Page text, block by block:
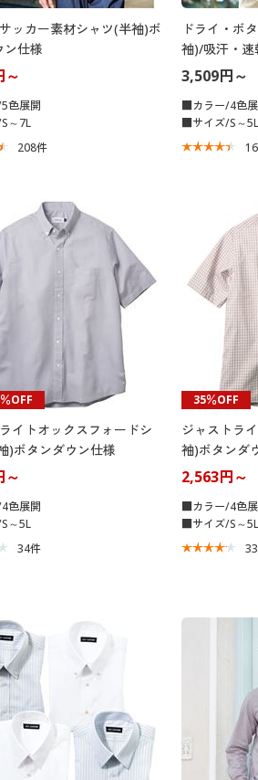
ッカー素材シャツ(半袖)ボ
ン仕様
～
色展開
～7L
208件
ドライ・ボ
袖)/吸汗・速
ト機能付き
3,509円～
■カラー/4色
■サイズ/S～5L
OFF
イトオックスフォードシ
)ボタンダウン仕様
～
色展開
～5L
34件
35％OFF
ジャストラ
袖)ボタンダ
2,563円～
■カラー/4色
■サイズ/S～5L
33